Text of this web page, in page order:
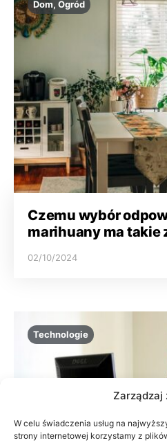
Zarządzaj
W celu świadczenia usług na
strony internetowej korzystamy z
Dom, Ogród
Czemu wybór
marihuany ma takie
02/10/2024
Technologie